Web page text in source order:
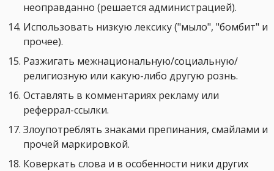
неоправданно (решается администрацией).
Использовать низкую лексику ("мыло", "бомбит" и
прочее).
Разжигать межнациональную/социальную/
религиозную или какую-либо другую рознь.
Оставлять в комментариях рекламу или
реферрал-ссылки.
Злоупотреблять знаками препинания, смайлами и
прочей маркировкой.
Коверкать слова и в особенности ники других